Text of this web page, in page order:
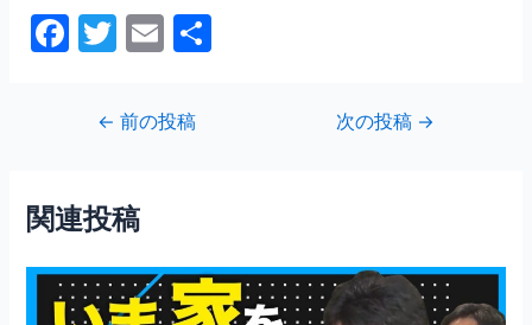
F
o
o
k
T
itt
er
E
ai
l
ビ
ゲ
シ
ョ
← 前の投稿 次の投稿 →
関連投稿